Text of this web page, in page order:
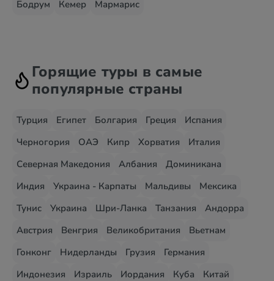
Бодрум
Кемер Мармарис
Горящие туры в самые
популярные страны
Турция Египет Болгария Греция
Испания
Черногория
ОАЭ Кипр Хорватия
Италия
Северная Македония
Албания
Доминикана
Индия
Украина - Карпаты Мальдивы
Мексика
Тунис
Украина Шри-Ланка Танзания
Андорра
Австрия
Венгрия Великобритания
Вьетнам
Гонконг
Нидерланды Грузия
Германия
Индонезия
Израиль Иордания Куба
Китай